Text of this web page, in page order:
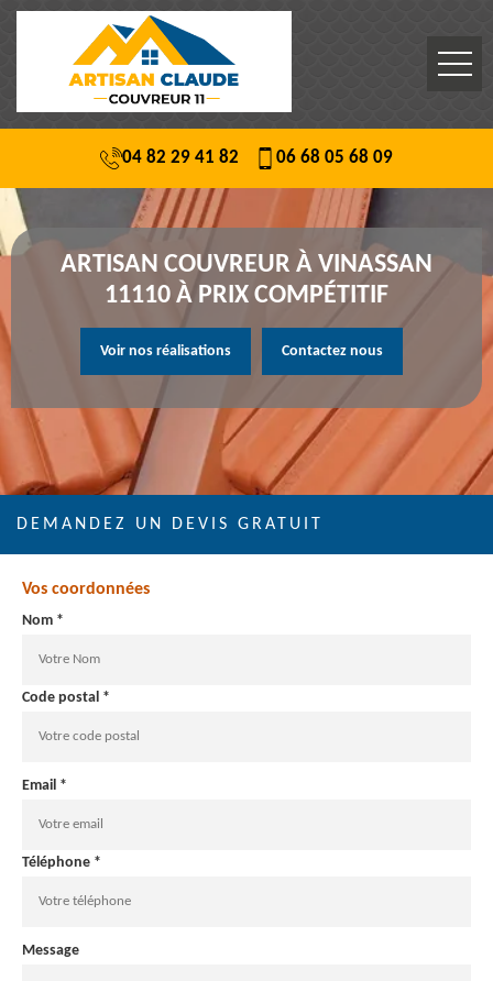
04 82 29 41 82 06 68 05 68 09
ARTISAN COUVREUR À VINASSAN
11110 À PRIX COMPÉTITIF
Voir nos réalisations Contactez nous
DEMANDEZ UN DEVIS GRATUIT
Vos coordonnées
Nom *
Code postal *
Email *
Téléphone *
Message